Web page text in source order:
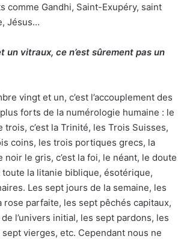
comme Gandhi, Saint-Exupéry, saint
Jésus…
un vitraux, ce n’est sûrement pas un
vingt et un, c’est l’accouplement des
forts de la numérologie humaine : le
trois, c’est la Trinité, les Trois Suisses,
coins, les trois portiques grecs, la
noir le gris, c’est la foi, le néant, le doute
toute la litanie biblique, ésotérique,
Les sept jours de la semaine, les
rose parfaite, les sept pêchés capitaux,
l’univers initial, les sept pardons, les
vierges, etc. Cependant nous ne